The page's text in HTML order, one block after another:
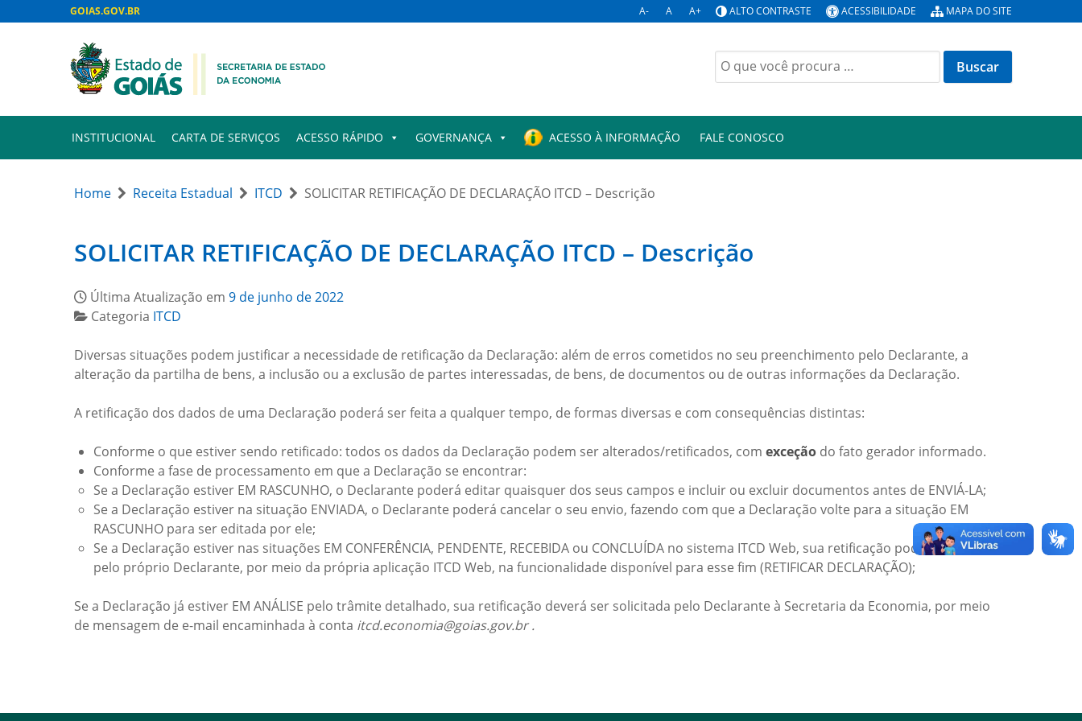
GOIAS.GOV.BR A- A A+ ALTO CONTRASTE ACESSIBILIDADE MAPA DO SITE
INSTITUCIONAL CARTA DE SERVIÇOS ACESSO RÁPIDO GOVERNANÇA ACESSO À INFORMAÇÃO FALE CONOSCO
Home Receita Estadual ITCD SOLICITAR RETIFICAÇÃO DE DECLARAÇÃO ITCD – Descrição
SOLICITAR RETIFICAÇÃO DE DECLARAÇÃO ITCD – Descrição
Última Atualização em 9 de junho de 2022
Categoria ITCD
Diversas situações podem justificar a necessidade de retificação da Declaração: além de erros cometidos no seu preenchimento pelo Declarante, a
alteração da partilha de bens, a inclusão ou a exclusão de partes interessadas, de bens, de documentos ou de outras informações da Declaração.
A retificação dos dados de uma Declaração poderá ser feita a qualquer tempo, de formas diversas e com consequências distintas:
Conforme o que estiver sendo retificado: todos os dados da Declaração podem ser alterados/retificados, com exceção do fato gerador informado.
Conforme a fase de processamento em que a Declaração se encontrar:
Se a Declaração estiver EM RASCUNHO, o Declarante poderá editar quaisquer dos seus campos e incluir ou excluir documentos antes de ENVIÁ-LA;
Se a Declaração estiver na situação ENVIADA, o Declarante poderá cancelar o seu envio, fazendo com que a Declaração volte para a situação EM
RASCUNHO para ser editada por ele;
Se a Declaração estiver nas situações EM CONFERÊNCIA, PENDENTE, RECEBIDA ou CONCLUÍDA no sistema ITCD Web, sua retificação poderá ser feita
pelo próprio Declarante, por meio da própria aplicação ITCD Web, na funcionalidade disponível para esse fim (RETIFICAR DECLARAÇÃO);
Se a Declaração já estiver EM ANÁLISE pelo trâmite detalhado, sua retificação deverá ser solicitada pelo Declarante à Secretaria da Economia, por meio
de mensagem de e-mail encaminhada à conta itcd.economia@goias.gov.br .